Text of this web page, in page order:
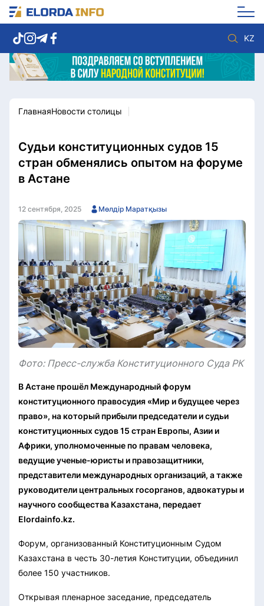
KZ
Новости столицы
Политика
Спорт
Культура
Разное
Мнение
Видео
Мир
Послание
ГлавнаяНовости столицы
Судьи конституционных судов 15
стран обменялись опытом на форуме
в Астане
12 сентября, 2025 Мөлдір Маратқызы
Фото: Пресс-служба Конституционного Суда РК
В Астане прошёл Международный форум
конституционного правосудия «Мир и будущее через
право», на который прибыли председатели и судьи
конституционных судов 15 стран Европы, Азии и
Африки, уполномоченные по правам человека,
ведущие ученые-юристы и правозащитники,
представители международных организаций, а также
руководители центральных госорганов, адвокатуры и
научного сообщества Казахстана, передает
Elordainfo.kz.
Форум, организованный Конституционным Судом
Казахстана в честь 30-летия Конституции, объединил
более 150 участников.
Открывая пленарное заседание, председатель